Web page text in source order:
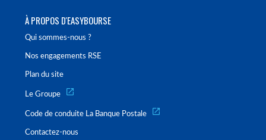
À PROPOS D'EASYBOURSE
Qui sommes-nous ?
Nos engagements RSE
Plan du site
Le Groupe
Code de conduite La Banque Postale
Contactez-nous